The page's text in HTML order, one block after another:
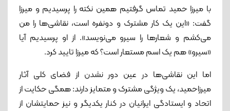
با میرزا حمید تماس گرفتیم همین نکته را پرسیدیم و میرزا
گفت: «این یک کار مشترک و دونفره است، نقاشی‌ها را من
می‌کشم و شعارها را سیرو می‌نویسد». از او پرسیدیم آیا
«سیرو» هم یک اسم مستعار است؟ که میرزا تایید کرد.
اما این نقاشی‌ها در عین دور نشدن از فضای کلی آثار
میرزاحمید، یک ویژگی مشترک و متمایز دارند: همگی حکایت از
اتحاد و ایستادگی ایرانیان در کنار یکدیگر و نیز حمایتشان از